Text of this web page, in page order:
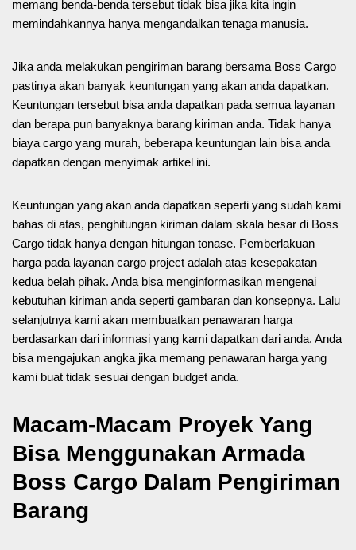
memang benda-benda tersebut tidak bisa jika kita ingin
memindahkannya hanya mengandalkan tenaga manusia.
Jika anda melakukan pengiriman barang bersama Boss Cargo
pastinya akan banyak keuntungan yang akan anda dapatkan.
Keuntungan tersebut bisa anda dapatkan pada semua layanan
dan berapa pun banyaknya barang kiriman anda. Tidak hanya
biaya cargo yang murah, beberapa keuntungan lain bisa anda
dapatkan dengan menyimak artikel ini.
Keuntungan yang akan anda dapatkan seperti yang sudah kami
bahas di atas, penghitungan kiriman dalam skala besar di Boss
Cargo tidak hanya dengan hitungan tonase. Pemberlakuan
harga pada layanan cargo project adalah atas kesepakatan
kedua belah pihak. Anda bisa menginformasikan mengenai
kebutuhan kiriman anda seperti gambaran dan konsepnya. Lalu
selanjutnya kami akan membuatkan penawaran harga
berdasarkan dari informasi yang kami dapatkan dari anda. Anda
bisa mengajukan angka jika memang penawaran harga yang
kami buat tidak sesuai dengan budget anda.
Macam-Macam Proyek Yang
Bisa Menggunakan Armada
Boss Cargo Dalam Pengiriman
Barang